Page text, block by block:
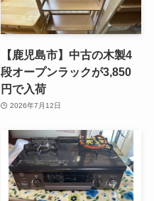
【鹿児島市】中古の木製4
段オープンラックが3,850
円で入荷
2026年7月12日